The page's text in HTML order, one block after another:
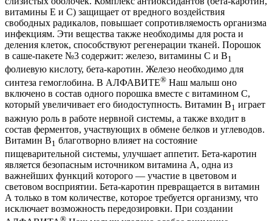
витамины Е и С) защищает от вредного воздействия
свободных радикалов, повышает сопротивляемость организма
инфекциям. Эти вещества также необходимы для роста и
деления клеток, способствуют регенерации тканей. Порошок
в саше-пакете №3 содержит: железо, витамины С и В1
фолиевую кислоту, бета-каротин. Железо необходимо для
синтеза гемоглобина. В АЛФАВИТЕ® Наш малыш оно
включено в состав одного порошка вместе с витамином С,
который увеличивает его биодоступность. Витамин В1 играет
важную роль в работе нервной системы, а также входит в
состав ферментов, участвующих в обмене белков и углеводов.
Витамин В1 благотворно влияет на состояние
пищеварительной системы, улучшает аппетит. Бета-каротин
является безопасным источником витамина А, одна из
важнейших функций которого — участие в цветовом и
световом восприятии. Бета-каротин превращается в витамин
А только в том количестве, которое требуется организму, что
исключает возможность передозировки. При создании
®